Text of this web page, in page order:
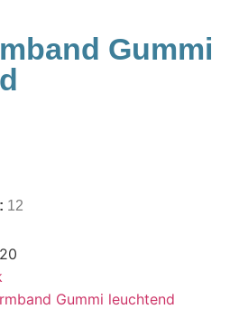
Gummi
12
Gummi leuchtend